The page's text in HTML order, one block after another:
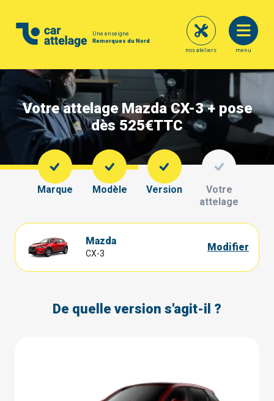
Une enseigne
Remorques du Nord
menu
nos ateliers
Votre attelage Mazda CX-3 + pose
dès 525€TTC
Marque Modèle Version
Votre
attelage
Mazda
CX-3
Modifier
De quelle version s'agit-il ?